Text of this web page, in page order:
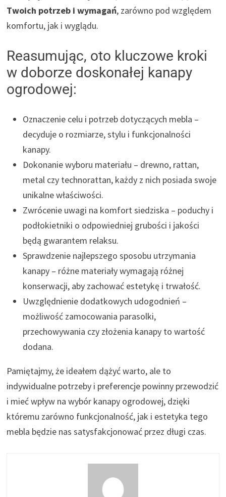
Twoich potrzeb i wymagań, zarówno pod względem
komfortu, jak i wyglądu.
Reasumując, oto kluczowe kroki
w doborze doskonałej kanapy
ogrodowej:
Oznaczenie celu i potrzeb dotyczących mebla –
decyduje o rozmiarze, stylu i funkcjonalności
kanapy.
Dokonanie wyboru materiału – drewno, rattan,
metal czy technorattan, każdy z nich posiada swoje
unikalne właściwości.
Zwrócenie uwagi na komfort siedziska – poduchy i
podłokietniki o odpowiedniej grubości i jakości
będą gwarantem relaksu.
Sprawdzenie najlepszego sposobu utrzymania
kanapy – różne materiały wymagają różnej
konserwacji, aby zachować estetykę i trwałość.
Uwzględnienie dodatkowych udogodnień –
możliwość zamocowania parasolki,
przechowywania czy złożenia kanapy to wartość
dodana.
Pamiętajmy, że ideałem dążyć warto, ale to
indywidualne potrzeby i preferencje powinny przewodzić
i mieć wpływ na wybór kanapy ogrodowej, dzięki
któremu zarówno funkcjonalność, jak i estetyka tego
mebla będzie nas satysfakcjonować przez długi czas.